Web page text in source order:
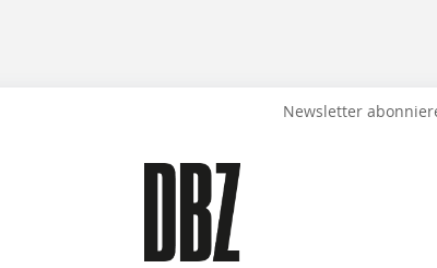
Newsletter